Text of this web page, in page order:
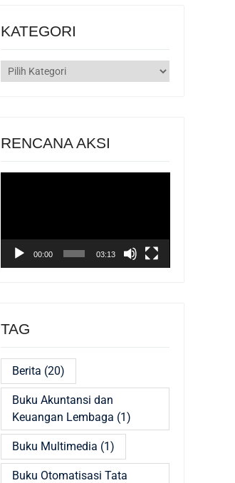
KATEGORI
KATEGORI
RENCANA AKSI
00:00 03:13
TAG
Berita (20)
Buku Akuntansi dan
Keuangan Lembaga (1)
Buku Multimedia (1)
Buku Otomatisasi Tata